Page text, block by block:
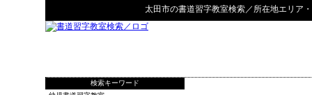
太田市の書道習字教室検索／所在地エリア
検索キーワード